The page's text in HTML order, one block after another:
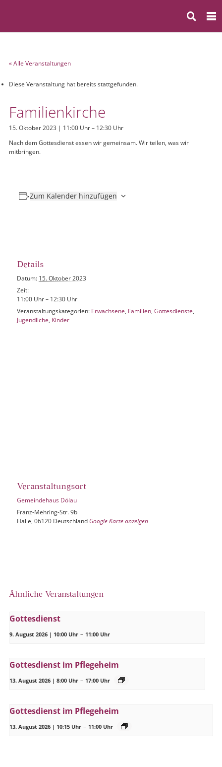
« Alle Veranstaltungen
Diese Veranstaltung hat bereits stattgefunden.
Familienkirche
15. Oktober 2023 | 11:00 Uhr– 12:30 Uhr
Nach dem Gottesdienst essen wir gemeinsam. Wir teilen, was wir
mitbringen.
Zum Kalender hinzufügen
Details
Datum: 15. Oktober 2023
Zeit:
11:00 Uhr – 12:30 Uhr
Veranstaltungskategorien: Erwachsene, Familien,Gottesdienste,
Jugendliche, Kinder
Veranstaltungsort
Gemeindehaus Dölau
Franz-Mehring-Str. 9b
Halle, 06120 Deutschland Google Karte anzeigen
Ähnliche Veranstaltungen
Gottesdienst
9. August 2026 | 10:00 Uhr – 11:00 Uhr
Gottesdienst im Pflegeheim
13. August 2026 | 8:00 Uhr – 17:00 Uhr
Gottesdienst im Pflegeheim
13. August 2026 | 10:15 Uhr – 11:00 Uhr